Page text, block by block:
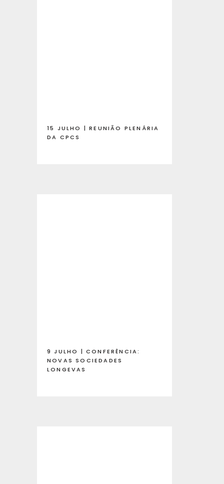
15 JULHO | REUNIÃO PLENÁRIA
DA CPCS
9 JULHO | CONFERÊNCIA:
NOVAS SOCIEDADES
LONGEVAS